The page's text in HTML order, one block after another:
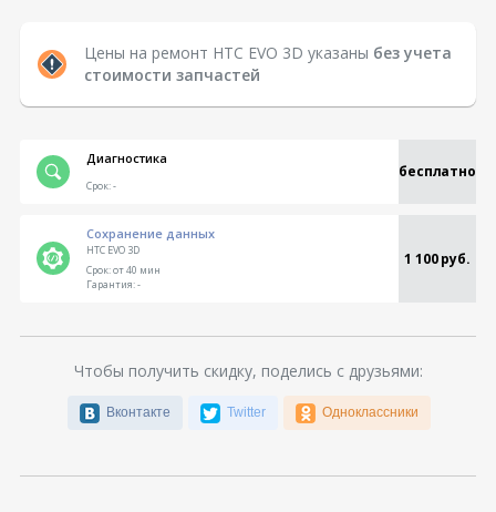
Цены на ремонт HTC EVO 3D указаны без учета
стоимости запчастей
Диагностика
бесплатно
Срок:-
Сохранение данных
HTC EVO 3D 1 100 руб.
Срок:от 40 мин
Гарантия:-
Чтобы получить скидку, поделись с друзьями:
Вконтакте Twitter Одноклассники